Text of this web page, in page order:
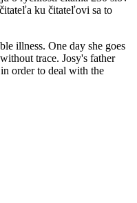
ku čitateľovi sa to
illness. One day she goes
trace. Josy's father
order to deal with the